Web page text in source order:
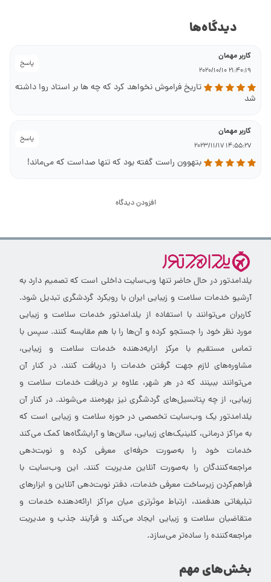
دیدگاه‌ها
پاسخ
کاربر مهمان
21:40:19 2020/10/10
تاریخ فراموش نخواهد کرد که چه ها بر استاد روا داشته
شد
پاسخ
کاربر مهمان
14:55:27 2023/11/17
بتهوون راست گفته بود که تنها صداست که می‌ماند!
افزودن دیدگاه
یلدامدتور در حال حاضر تنها وب‌سایت داخلی است که تصمیم دارد به
آرشیو خدمات سلامت و زیبایی ایران با رویکرد گردشگری تبدیل شود.
کاربران می‌توانند با استفاده از یلدامدتور خدمات سلامت و زیبایی
مورد نظر خود را جستجو کرده و آن‌ها را با هم مقایسه کنند. سپس با
تماس مستقیم با مرکز ارایه‌دهنده خدمات سلامت و زیبایی،
مشاوره‌های لازم جهت گرفتن خدمات را دریافت کنند. در کنار آن
می‌توانند ببینند که در هر شهر، علاوه بر دریافت خدمات سلامت و
زیبایی، از چه پتانسیل‌های گردشگری نیز بهره‌مند می‌شوند. در کنار آن
یلدامدتور یک وب‌سایت تخصصی در حوزه سلامت و زیبایی است که
به مراکز درمانی، کلینیک‌های زیبایی، سالن‌ها و آرایشگاه‌ها کمک می‌کند
خدمات خود را به‌صورت حرفه‌ای معرفی کرده و نوبت‌دهی
مراجعه‌کنندگان را به‌صورت آنلاین مدیریت کنند. این وب‌سایت با
فراهم‌کردن زیرساخت معرفی خدمات، دفتر نوبت‌دهی آنلاین و ابزارهای
تبلیغاتی هدفمند، ارتباط موثرتری میان مراکز ارائه‌دهنده خدمات و
متقاضیان سلامت و زیبایی ایجاد می‌کند و فرآیند جذب و مدیریت
مراجعه‌کننده را ساده‌تر می‌سازد.
بخش‌های مهم